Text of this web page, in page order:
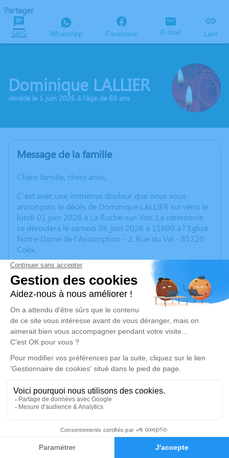
Faire-part Hommages
Partager
SMS WhatsApp Facebook E-mail Lien
Dominique LALLIER
décédé le 1 juin 2026 à l'âge de 60 ans
Message de la famille
Chère famille, chers amis,
C’est avec une immense douleur que nous vous
annonçons le décès de Dominique LALLIER survenu le
lundi 01 juin 2026 à La Roche-sur-Yon. La cérémonie
se déroulera le samedi 06 juin 2026 à 11h00 à l’Eglise
Notre-Dame de l'Assomption - 2, Rue du Val - 85220
Coëx.
Nous vous invitons à utiliser cet espace pour laisser
vos condoléances.
Un service de plantation d’arbre hommage est
disponible ici.
Cérémonie religieuse
Eglise Notre-Dame de l'Assomption de Coëx
2, Rue du Val
Je rends hommage